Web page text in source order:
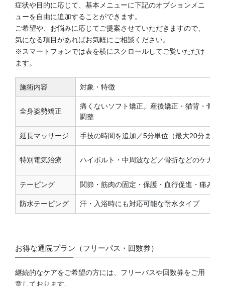
症状や目的に応じて、基本メニューに下記のオプションメニ
ューを自由に追加することができます。
ご希望や、お悩みに応じてご提案させていただきますので、
気になる項目があればお気軽にご相談ください。
※スマートフォンでは表を横にスクロールしてご覧いただけ
ます。
施術内容 対象・特徴
全身姿勢矯正
痛くないソフト矯正。産後矯正・猫背・骨盤
調整
延長マッサージ 手技の時間を追加／5分単位（最大20分まで
特別電気治療 ハイボルト・中周波など／骨折などのケガ、
テーピング 関節・筋肉の固定・保護・血行促進・痛みの
防水テーピング 汗・入浴時にも対応可能な耐水タイプ
お得な通院プラン（フリーパス・回数券）
継続的なケアをご希望の方には、フリーパスや回数券をご用
意しております。